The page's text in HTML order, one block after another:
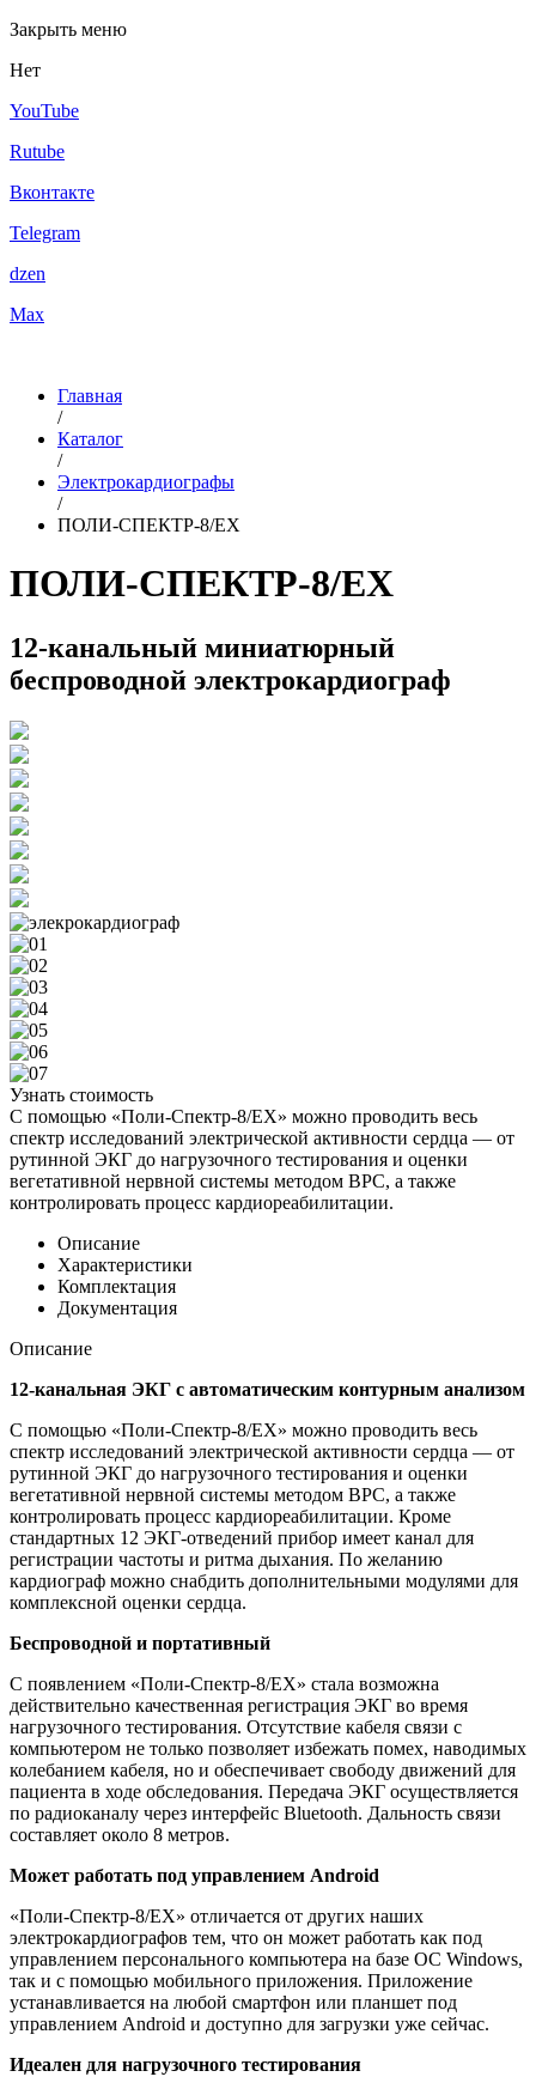
Закрыть меню
Нет
YouTube
Rutube
Вконтакте
Telegram
dzen
Max
Главная
/
Каталог
/
Электрокардиографы
/
ПОЛИ-СПЕКТР-8/EX
ПОЛИ-СПЕКТР-8/EX
12-канальный миниатюрный
беспроводной электрокардиограф
Узнать стоимость
С помощью «Поли-Спектр-8/ЕХ» можно проводить весь
спектр исследований электрической активности сердца — от
рутинной ЭКГ до нагрузочного тестирования и оценки
вегетативной нервной системы методом ВРС, а также
контролировать процесс кардиореабилитации.
Описание
Характеристики
Комплектация
Документация
Описание
12-канальная ЭКГ с автоматическим контурным анализом
С помощью «Поли-Спектр-8/ЕХ» можно проводить весь
спектр исследований электрической активности сердца — от
рутинной ЭКГ до нагрузочного тестирования и оценки
вегетативной нервной системы методом ВРС, а также
контролировать процесс кардиореабилитации. Кроме
стандартных 12 ЭКГ-отведений прибор имеет канал для
регистрации частоты и ритма дыхания. По желанию
кардиограф можно снабдить дополнительными модулями для
комплексной оценки сердца.
Беспроводной и портативный
С появлением «Поли-Спектр-8/ЕХ» стала возможна
действительно качественная регистрация ЭКГ во время
нагрузочного тестирования. Отсутствие кабеля связи с
компьютером не только позволяет избежать помех, наводимых
колебанием кабеля, но и обеспечивает свободу движений для
пациента в ходе обследования. Передача ЭКГ осуществляется
по радиоканалу через интерфейс Bluetooth. Дальность связи
составляет около 8 метров.
Может работать под управлением Android
«Поли-Спектр-8/ЕХ» отличается от других наших
электрокардиографов тем, что он может работать как под
управлением персонального компьютера на базе ОС Windows,
так и с помощью мобильного приложения. Приложение
устанавливается на любой смартфон или планшет под
управлением Android и доступно для загрузки уже сейчас.
Идеален для нагрузочного тестирования